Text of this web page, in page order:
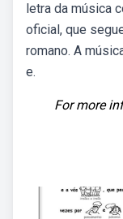
letra da música
oficial, que
romano. A
e.
For more